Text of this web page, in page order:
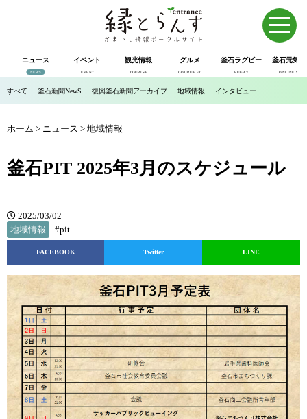
ニュース
NEWS
イベント
EVENT
観光情報
TOURISM
グルメ
GOURUMET
釜石ラグビー
RUGBY
釜石元気
ONLINE SHOP
すべて 釜石新聞NewS 復興釜石新聞アーカイブ 地域情報 インタビュー
ホーム > ニュース > 地域情報
釜石PIT 2025年3月のスケジュール
2025/03/02
地域情報
#pit
FACEBOOK Twitter LINE